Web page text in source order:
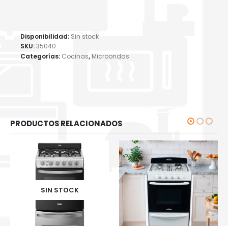
Disponibilidad: Sin stock
SKU:35040
Categorías: Cocinas,Microondas
PRODUCTOS RELACIONADOS
SIN STOCK